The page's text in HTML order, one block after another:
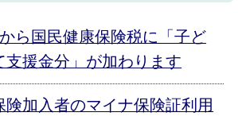
ら国民健康保険税に「子ど
支援金分」が加わります
険加入者のマイナ保険証利用